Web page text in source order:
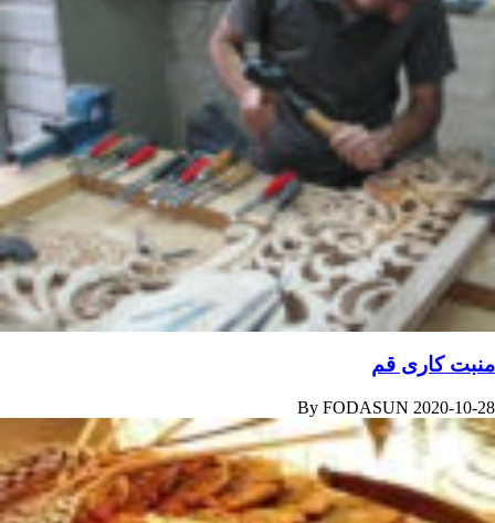
منبت کاری قم
By FODASUN 2020-10-28